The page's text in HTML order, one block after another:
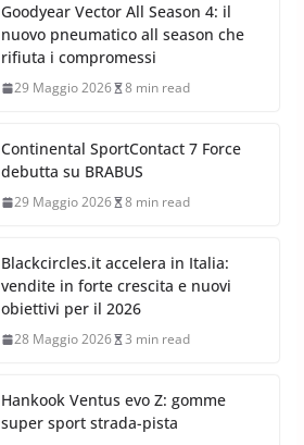
Goodyear Vector All Season 4: il
nuovo pneumatico all season che
rifiuta i compromessi
29 Maggio 2026 8 min read
Continental SportContact 7 Force
debutta su BRABUS
29 Maggio 2026 8 min read
Blackcircles.it accelera in Italia:
vendite in forte crescita e nuovi
obiettivi per il 2026
28 Maggio 2026 3 min read
Hankook Ventus evo Z: gomme
super sport strada-pista